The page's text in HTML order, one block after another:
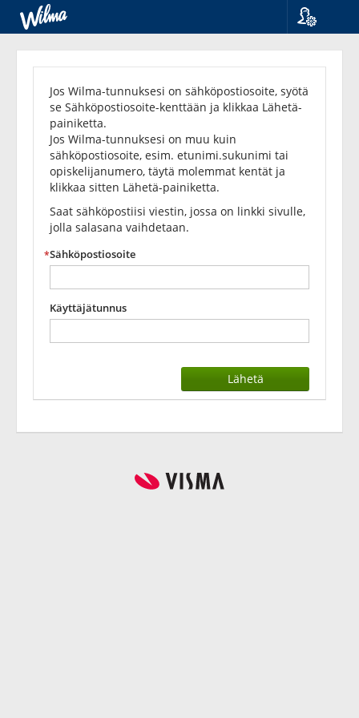
English
Unohditko
salasanasi?
Jos Wilma-tunnuksesi on sähköpostiosoite, syötä
se Sähköpostiosoite-kenttään ja klikkaa Lähetä-
painiketta.
Jos Wilma-tunnuksesi on muu kuin
sähköpostiosoite, esim. etunimi.sukunimi tai
opiskelijanumero, täytä molemmat kentät ja
klikkaa sitten Lähetä-painiketta.
Saat sähköpostiisi viestin, jossa on linkki sivulle,
jolla salasana vaihdetaan.
Sähköpostiosoite
Käyttäjätunnus